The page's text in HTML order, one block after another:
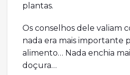
plantas.
Os conselhos dele valiam
nada era mais importante
alimento… Nada enchia
doçura…